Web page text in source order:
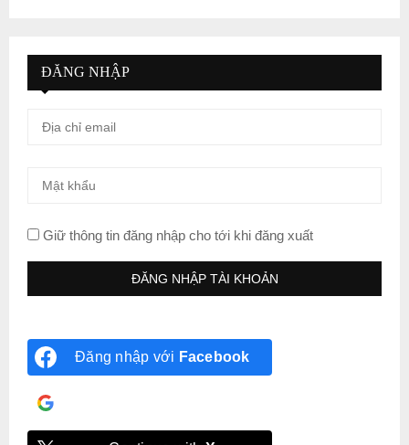
ĐĂNG NHẬP
Giữ thông tin đăng nhập cho tới khi đăng xuất
Đăng nhập với Facebook